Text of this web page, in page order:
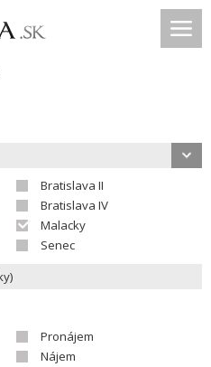
Bratislava II
Bratislava IV
Malacky
Senec
Pronájem
Nájem